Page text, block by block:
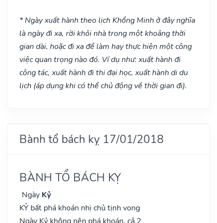
* Ngày xuất hành theo lịch Khổng Minh ở đây nghĩa
là ngày đi xa, rời khỏi nhà trong một khoảng thời
gian dài, hoặc đi xa để làm hay thực hiện một công
việc quan trọng nào đó. Ví dụ như: xuất hành đi
công tác, xuất hành đi thi đại học, xuất hành di du
lịch (áp dụng khi có thể chủ động về thời gian đi).
Bành tổ bách kỵ 17/01/2018
BÀNH TỔ BÁCH KỴ
Ngày Kỷ
KỶ bất phá khoán nhị chủ tịnh vong